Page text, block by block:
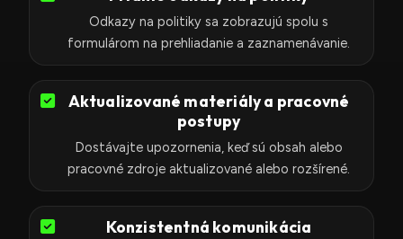
Odkazy na politiky sa zobrazujú spolu s
formulárom na prehliadanie a zaznamenávanie.
Aktualizované materiály a pracovné
postupy
Dostávajte upozornenia, keď sú obsah alebo
pracovné zdroje aktualizované alebo rozšírené.
Konzistentná komunikácia